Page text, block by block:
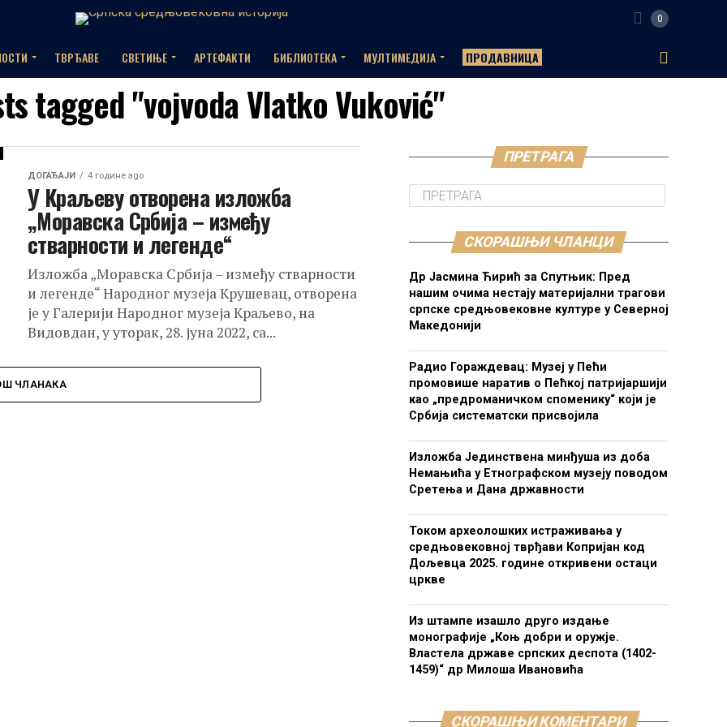
0
ТВРЂАВЕ СВЕТИЊЕ АРТЕФАКТИ БИБЛИОТЕКА МУЛТИМЕДИЈА ПРОДАВНИЦА
tagged "vojvoda Vlatko Vuković"
ДОГАЂАЈИ 4 године ago
У Краљеву отворена изложба
„Моравска Србија – између
стварности и легенде“
Изложба „Моравска Србија – између стварности
и легенде“ Народног музеја Крушевац, отворена
је у Галерији Народног музеја Краљево, на
Видовдан, у уторак, 28. јуна 2022, са...
ЧЛАНАКА
ПРЕТРАГА
СКОРАШЊИ ЧЛАНЦИ
Др Јасмина Ћирић за Спутњик: Пред
нашим очима нестају материјални трагови
српске средњовековне културе у Северној
Македонији
Радио Гораждевац: Музеј у Пећи
промовише наратив о Пећкој патријаршији
као „предроманичком споменику“ који је
Србија систематски присвојила
Изложба Јединствена минђуша из доба
Немањића у Етнографском музеју поводом
Сретења и Дана државности
Током археолошких истраживања у
средњовековној тврђави Копријан код
Дољевца 2025. године откривени остаци
цркве
Из штампе изашло друго издање
монографије „Коњ добри и оружје.
Властела државе српских деспота (1402-
1459)“ др Милоша Ивановића
СКОРАШЊИ КОМЕНТАРИ